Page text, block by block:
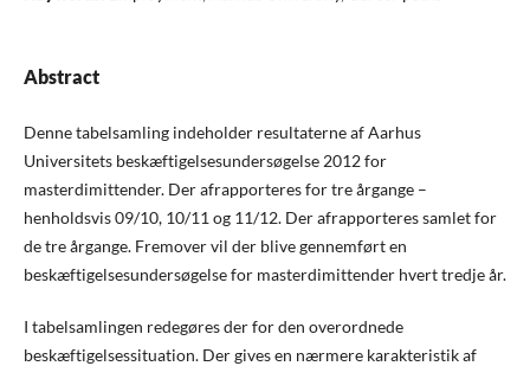
Abstract
Denne tabelsamling indeholder resultaterne af Aarhus
Universitets beskæftigelsesundersøgelse 2012 for
masterdimittender. Der afrapporteres for tre årgange –
henholdsvis 09/10, 10/11 og 11/12. Der afrapporteres samlet for
de tre årgange. Fremover vil der blive gennemført en
beskæftigelsesundersøgelse for masterdimittender hvert tredje år.
I tabelsamlingen redegøres der for den overordnede
beskæftigelsessituation. Der gives en nærmere karakteristik af